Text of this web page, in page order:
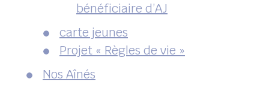
bénéficiaire d’AJ
carte jeunes
Projet « Règles de vie »
Nos Aînés